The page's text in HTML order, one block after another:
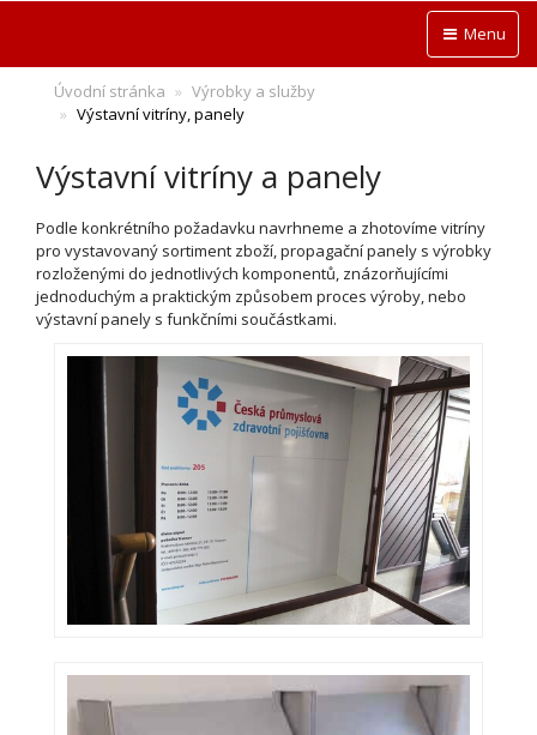
Menu
Úvodní stránka
Výrobky a služby
Výstavní vitríny, panely
Výstavní vitríny a panely
Podle konkrétního požadavku navrhneme a zhotovíme vitríny
pro vystavovaný sortiment zboží, propagační panely s výrobky
rozloženými do jednotlivých komponentů, znázorňujícími
jednoduchým a praktickým způsobem proces výroby, nebo
výstavní panely s funkčními součástkami.